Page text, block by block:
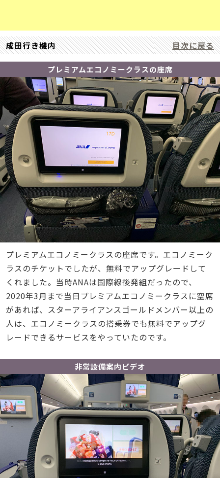
成田行き機内 目次に戻る
プレミアムエコノミークラスの座席
プレミアムエコノミークラスの座席です。エコノミーク
ラスのチケットでしたが、無料でアップグレードして
くれました。当時ANAは国際線後発組だったので、
2020年3月まで当日プレミアムエコノミークラスに空席
があれば、スターアライアンスゴールドメンバー以上の
人は、エコノミークラスの搭乗券でも無料でアップグ
レードできるサービスをやっていたのです。
非常設備案内ビデオ